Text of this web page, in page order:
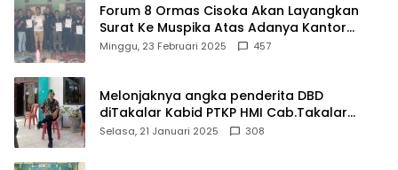
Forum 8 Ormas Cisoka Akan Layangkan
Surat Ke Muspika Atas Adanya Kantor
Matel di Cisoka
Minggu, 23 Februari 2025 457
Melonjaknya angka penderita DBD
diTakalar Kabid PTKP HMI Cab.Takalar
angkat bicara
Selasa, 21 Januari 2025 308